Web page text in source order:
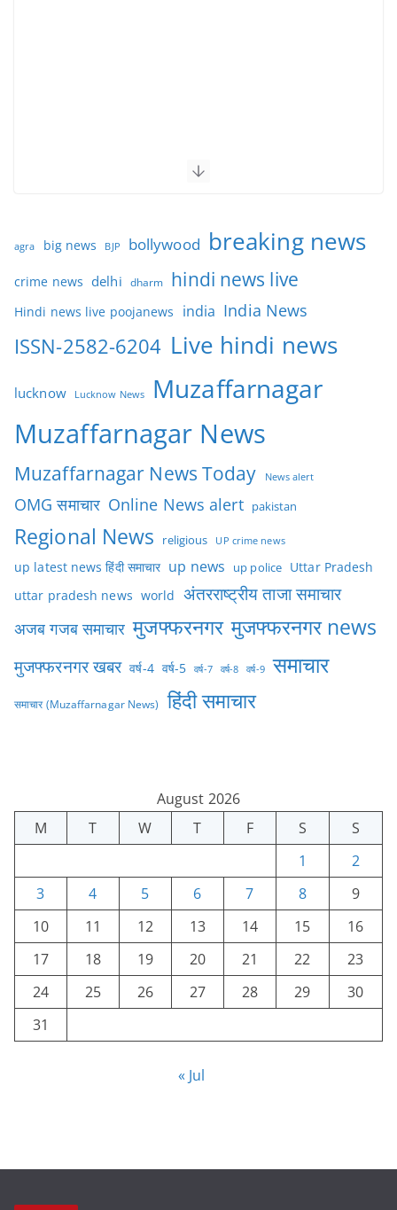
agra big news BJP bollywood breaking news
crime news delhi dharm hindi news live
Hindi news live poojanews india India News
ISSN-2582-6204 Live hindi news
lucknow Lucknow News Muzaffarnagar
Muzaffarnagar News
Muzaffarnagar News Today News alert
OMG समाचार Online News alert pakistan
Regional News religious UP crime news
up latest news हिंदी समाचार up news up police Uttar Pradesh
uttar pradesh news world अंतरराष्ट्रीय ताजा समाचार
अजब गजब समाचार मुजफ्फरनगर मुजफ्फरनगर news
मुजफ्फरनगर खबर वर्ष-4 वर्ष-5 वर्ष-7 वर्ष-8 वर्ष-9 समाचार
समाचार (Muzaffarnagar News) हिंदी समाचार
August 2026
M
T W T F S
S
1
2
3
4 5 6 7 8
9
10
11 12 13 14 15
16
17
18 19 20 21 22
23
24
25 26 27 28 29
30
31
« Jul